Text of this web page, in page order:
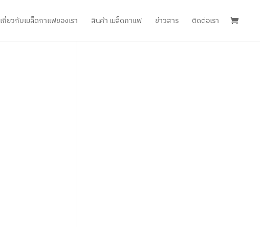
เกี่ยวกับเมล็ดกาแฟของเรา สินค้า เมล็ดกาแฟ ข่าวสาร ติดต่อเรา